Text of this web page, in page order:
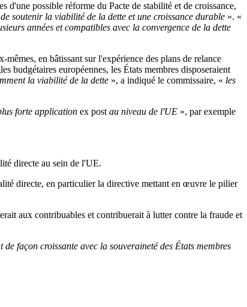
d'une possible réforme du Pacte de stabilité et de croissance,
soutenir la viabilité de la dette et une croissance durable ». «
années et compatibles avec la convergence de la dette
mêmes, en bâtissant sur l'expérience des plans de relance
budgétaires européennes, les États membres disposeraient
la viabilité de la dette », a indiqué le commissaire, « les
forte application ex post au niveau de l'UE », par exemple
directe au sein de l'UE.
directe, en particulier la directive mettant en œuvre le pilier
aux contribuables et contribuerait à lutter contre la fraude et
façon croissante avec la souveraineté des États membres